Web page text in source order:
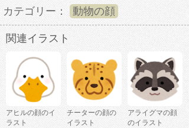
カテゴリー： 動物の顔
関連イラスト
アヒルの顔のイ
ラスト
チーターの顔の
イラスト
アライグマの顔
のイラスト